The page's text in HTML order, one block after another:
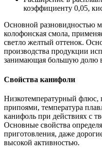
коэффициенту 0,05,
Основной разновидностью
колофонская смола,
светло желтый оттенок.
производства продукции
занимающая большую долю в
Свойства канифоли
Низкотемпературный флюс,
припоями, температура
канифоль при действиях с
Основные свойства
приготовления, даже
высокой активностью.